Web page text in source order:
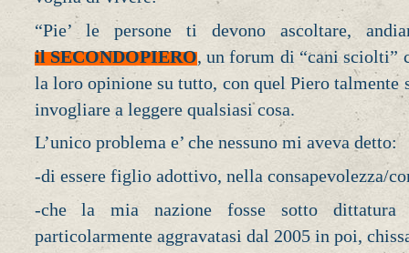
“Pie’ le persone ti devono ascoltare,
il SECONDOPIERO, un forum di “cani sciolti”
la loro opinione su tutto, con quel Piero talmente
invogliare a leggere qualsiasi cosa.
L’unico problema e’ che nessuno mi aveva detto:
-di essere figlio adottivo, nella consapevolezza/
-che la mia nazione fosse sotto dittatura
particolarmente aggravatasi dal 2005 in poi,